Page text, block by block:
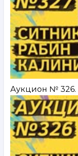
Аукцион № 326.